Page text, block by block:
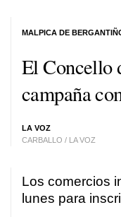
El Concello
campaña
LA VOZ
CARBALLO / LA VOZ
MALPICA DE
Los comercios
lunes para